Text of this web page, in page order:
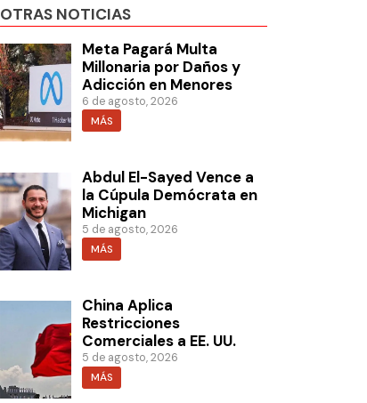
OTRAS NOTICIAS
Meta Pagará Multa
Millonaria por Daños y
Adicción en Menores
6 de agosto, 2026
MÁS
Abdul El-Sayed Vence a
la Cúpula Demócrata en
Michigan
5 de agosto, 2026
MÁS
China Aplica
Restricciones
Comerciales a EE. UU.
5 de agosto, 2026
MÁS